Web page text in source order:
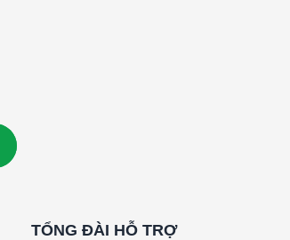
TỔNG ĐÀI HỖ TRỢ